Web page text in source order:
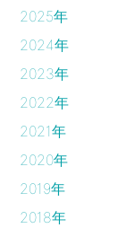
2025年
2024年
2023年
2022年
2021年
2020年
2019年
2018年